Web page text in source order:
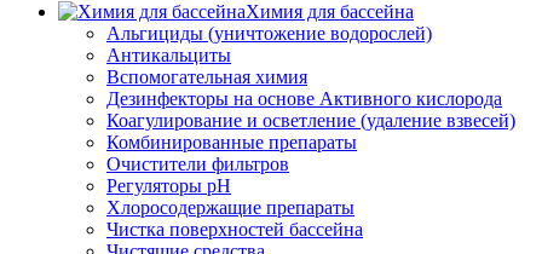
Химия для бассейна
Альгициды (уничтожение водорослей)
Антикальциты
Вспомогательная химия
Дезинфекторы на основе Активного кислорода
Коагулирование и осветление (удаление взвесей)
Комбинированные препараты
Очистители фильтров
Регуляторы pH
Хлоросодержащие препараты
Чистка поверхностей бассейна